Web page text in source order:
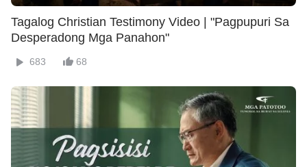
Tagalog Christian Testimony Video | "Pagpupuri Sa
Desperadong Mga Panahon"
683 68